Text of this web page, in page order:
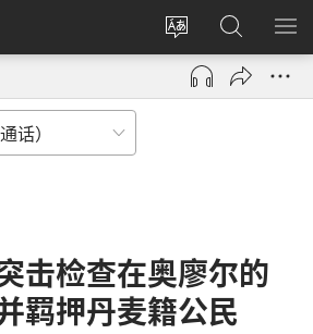
更
改
网
登
录
（打
搜
索
JW.ORG
显
击检查在奥廖尔的
羁押丹麦籍公民